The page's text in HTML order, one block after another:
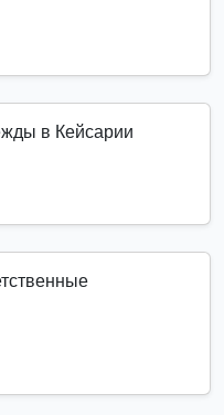
в Кейсарии